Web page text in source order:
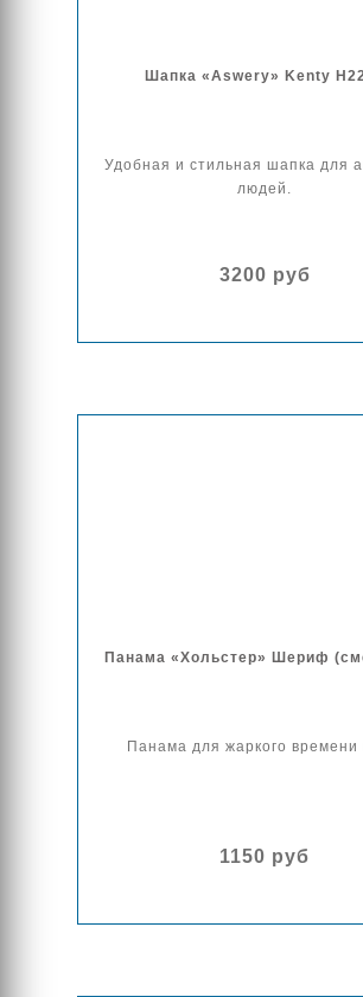
Шапка «Aswery» Kenty
Удобная и стильная шапка для
людей.
3200 руб
Панама «Хольстер» Шериф
Панама для жаркого времени
1150 руб